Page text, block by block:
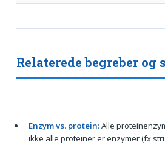
Relaterede begreber og
Enzym vs. protein:Alle
ikke alle proteiner er enzymer (fx